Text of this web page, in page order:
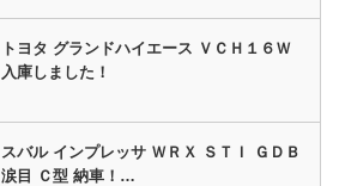
トヨタ グランドハイエース ＶＣＨ１６Ｗ
入庫しました！
スバル インプレッサ ＷＲＸ ＳＴＩ ＧＤＢ
涙目 Ｃ型 納車！…